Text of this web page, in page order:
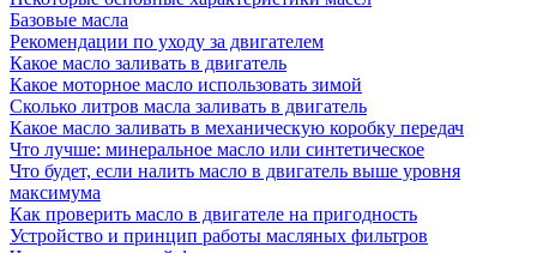
Базовые масла
Рекомендации по уходу за двигателем
Какое масло заливать в двигатель
Какое моторное масло использовать зимой
Сколько литров масла заливать в двигатель
Какое масло заливать в механическую коробку передач
Что лучше: минеральное масло или синтетическое
Что будет, если налить масло в двигатель выше уровня
максимума
Как проверить масло в двигателе на пригодность
Устройство и принцип работы масляных фильтров